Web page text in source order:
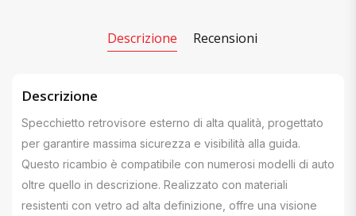
Descrizione Recensioni
Descrizione
Specchietto retrovisore esterno di alta qualità, progettato
per garantire massima sicurezza e visibilità alla guida.
Questo ricambio è compatibile con numerosi modelli di auto
oltre quello in descrizione. Realizzato con materiali
resistenti con vetro ad alta definizione, offre una visione